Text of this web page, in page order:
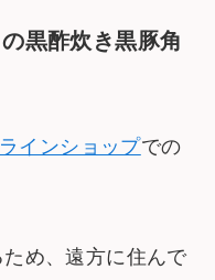
黒酢炊き黒豚角
インショップでの
め、遠方に住んで